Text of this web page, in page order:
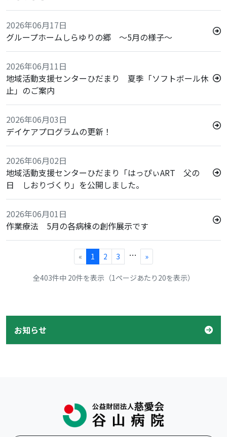
2026年06月17日
グループホームしらゆりの郷 ～5月の様子～
2026年06月11日
地域活動支援センターひだまり 夏季「ソフトボール休
止」のご案内
2026年06月03日
デイケアプログラムの更新！
2026年06月02日
地域活動支援センターひだまり「はっぴぃART 父の
日 しおりづくり」を公開しました。
2026年06月01日
作業療法 5月の各病棟の創作展示です
« 1 2 3 … »
全403件中 20件を表示（1ページあたり20を表示）
お知らせ